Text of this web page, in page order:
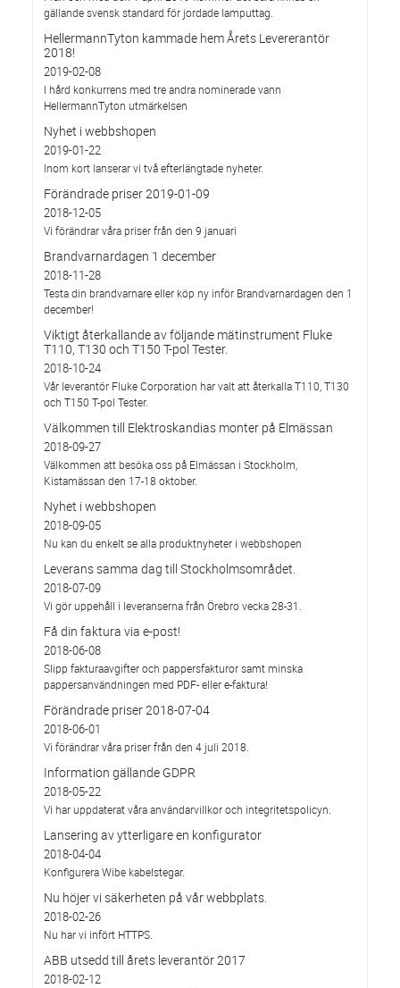
gällande svensk standard för jordade lamputtag.
HellermannTyton kammade hem Årets Levererantör
2018!
2019-02-08
I hård konkurrens med tre andra nominerade vann
HellermannTyton utmärkelsen
Nyhet i webbshopen
2019-01-22
Inom kort lanserar vi två efterlängtade nyheter.
Förändrade priser 2019-01-09
2018-12-05
Vi förändrar våra priser från den 9 januari
Brandvarnardagen 1 december
2018-11-28
Testa din brandvarnare eller köp ny inför Brandvarnardagen den 1
december!
Viktigt återkallande av följande mätinstrument Fluke
T110, T130 och T150 T-pol Tester.
2018-10-24
Vår leverantör Fluke Corporation har valt att återkalla T110, T130
och T150 T-pol Tester.
Välkommen till Elektroskandias monter på Elmässan
2018-09-27
Välkommen att besöka oss på Elmässan i Stockholm,
Kistamässan den 17-18 oktober.
Nyhet i webbshopen
2018-09-05
Nu kan du enkelt se alla produktnyheter i webbshopen
Leverans samma dag till Stockholmsområdet.
2018-07-09
Vi gör uppehåll i leveranserna från Örebro vecka 28-31.
Få din faktura via e-post!
2018-06-08
Slipp fakturaavgifter och pappersfakturor samt minska
pappersanvändningen med PDF- eller e-faktura!
Förändrade priser 2018-07-04
2018-06-01
Vi förändrar våra priser från den 4 juli 2018.
Information gällande GDPR
2018-05-22
Vi har uppdaterat våra användarvillkor och integritetspolicyn.
Lansering av ytterligare en konfigurator
2018-04-04
Konfigurera Wibe kabelstegar.
Nu höjer vi säkerheten på vår webbplats.
2018-02-26
Nu har vi infört HTTPS.
ABB utsedd till årets leverantör 2017
2018-02-12